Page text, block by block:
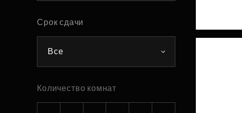
Срок сдачи
Все
Количество комнат